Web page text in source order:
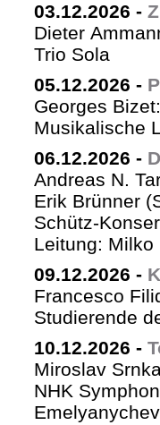
03.12.2026 -
Dieter
Trio Sola
05.12.2026 -
Georges
Musikalische
06.12.2026 -
Andreas N.
Erik Brünner
Schütz-
Leitung: Milko
09.12.2026 -
Francesco
Studierende
10.12.2026 -
Miroslav
NHK
Emelyanychev